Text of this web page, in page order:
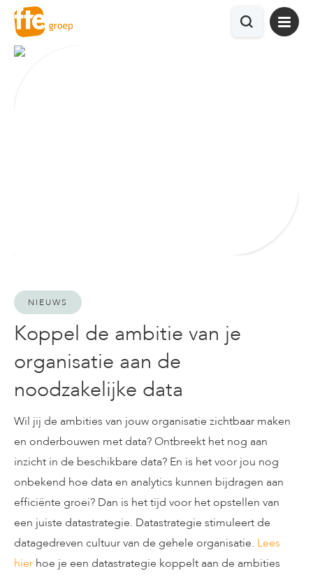
NIEUWS
Koppel de ambitie van je
organisatie aan de
noodzakelijke data
Wil jij de ambities van jouw organisatie zichtbaar maken
en onderbouwen met data? Ontbreekt het nog aan
inzicht in de beschikbare data? En is het voor jou nog
onbekend hoe data en analytics kunnen bijdragen aan
efficiënte groei? Dan is het tijd voor het opstellen van
een juiste datastrategie. Datastrategie stimuleert de
datagedreven cultuur van de gehele organisatie. Lees
hier hoe je een datastrategie koppelt aan de ambities